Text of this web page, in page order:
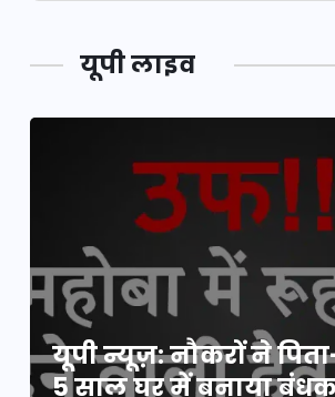
यूपी लाइव
यूपी न्यूज़: नौकरों ने
5 साल घर में बनाया